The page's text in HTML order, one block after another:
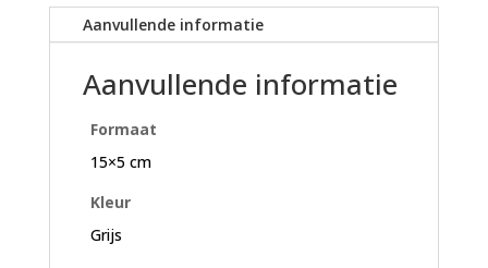
Aanvullende informatie
Aanvullende informatie
Formaat
15×5 cm
Kleur
Grijs